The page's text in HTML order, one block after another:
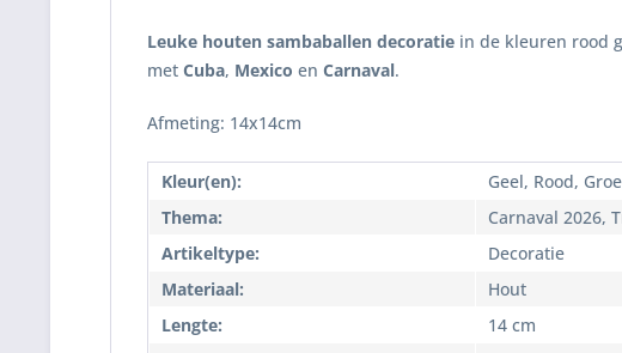
Leuke houten sambaballen decoratie in de kleuren rood
met Cuba, Mexico en Carnaval.
Afmeting: 14x14cm
Kleur(en):
Geel, Rood,
Thema:
Carnaval 2026,
Artikeltype:
Decoratie
Materiaal:
Hout
Lengte:
14 cm